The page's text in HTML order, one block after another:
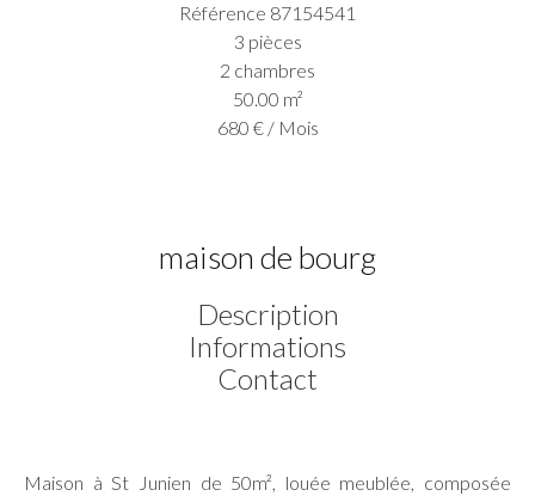
Référence 87154541
3 pièces
2 chambres
50.00 m²
680 € / Mois
maison de bourg
Description
Informations
Contact
Maison à St Junien de 50m², louée meublée, composée